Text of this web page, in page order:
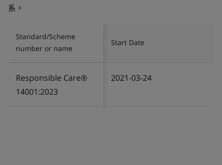
系。
Standard/Scheme
number or name
Start Date
Responsible Care®
14001:2023
2021-03-24